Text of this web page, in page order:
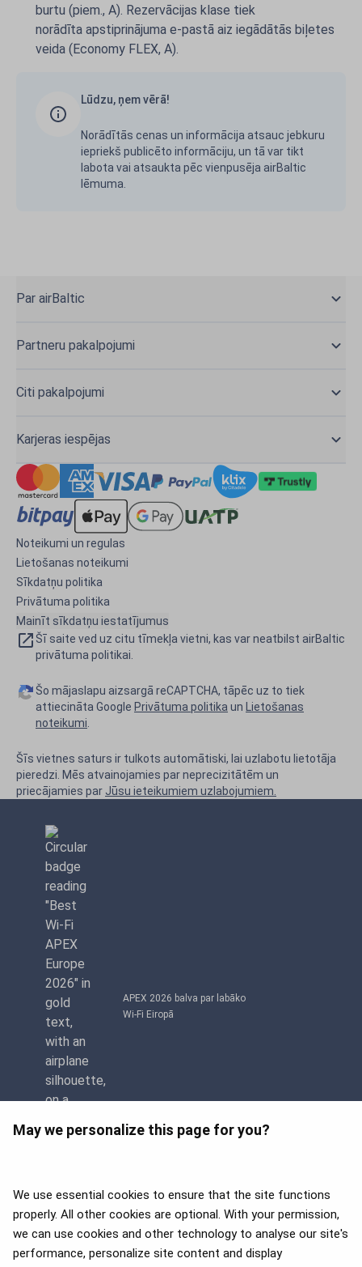
May we personalize this page for you?
We use essential cookies to ensure that the site functions
properly. All other cookies are optional. With your permission,
we can use cookies and other technology to analyse our site's
performance, personalize site content and display
burtu (piem., A). Rezervācijas klase tiek
norādīta apstiprinājuma e-pastā aiz iegādātās biļetes
veida (Economy FLEX, A).
Lūdzu, ņem vērā!
Norādītās cenas un informācija atsauc jebkuru
iepriekš publicēto informāciju, un tā var tikt
labota vai atsaukta pēc vienpusēja airBaltic
lēmuma.
Par airBaltic
Partneru pakalpojumi
Citi pakalpojumi
Karjeras iespējas
Noteikumi un regulas
Lietošanas noteikumi
Sīkdatņu politika
Privātuma politika
Mainīt sīkdatņu iestatījumus
Šī saite ved uz citu tīmekļa vietni, kas var neatbilst airBaltic
privātuma politikai.
Šo mājaslapu aizsargā reCAPTCHA, tāpēc uz to tiek
attiecināta Google Privātuma politika un
Lietošanas
noteikumi
Šīs vietnes saturs ir tulkots automātiski, lai uzlabotu lietotāja
pieredzi. Mēs atvainojamies par neprecizitātēm un
priecājamies par Jūsu ieteikumiem uzlabojumiem.
APEX 2026 balva par labāko
Wi-Fi Eiropā
APEX 2026 Five Star Major
Airline Award